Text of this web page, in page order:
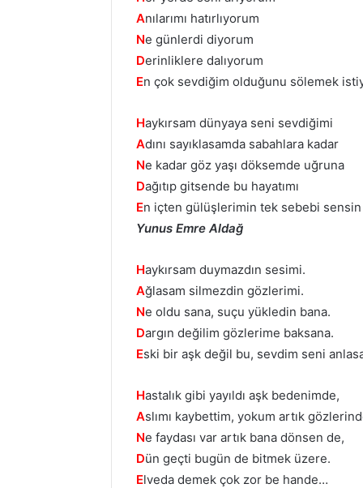
Anılarımı hatırlıyorum
Ne günlerdi diyorum
Derinliklere dalıyorum
En çok sevdiğim olduğunu sölemek
Haykırsam dünyaya seni sevdiğimi
Adını sayıklasamda sabahlara kadar
Ne kadar göz yaşı döksemde uğruna
Dağıtıp gitsende bu hayatımı
En içten gülüşlerimin tek sebebi sensin
Yunus Emre Aldağ
Haykırsam duymazdın sesimi.
Ağlasam silmezdin gözlerimi.
Ne oldu sana, suçu yükledin bana.
Dargın değilim gözlerime baksana.
Eski bir aşk değil bu, sevdim seni
Hastalık gibi yayıldı aşk bedenimde,
Aslımı kaybettim, yokum artık
Ne faydası var artık bana dönsen de,
Dün geçti bugün de bitmek üzere.
Elveda demek çok zor be hande…